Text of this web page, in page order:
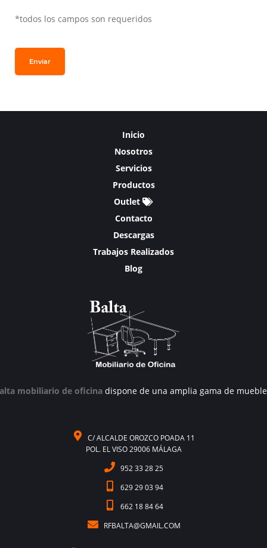
*todos los campos son requeridos
Enviar
Inicio
Nosotros
Servicios
Productos
Outlet
Contacto
Descargas
Trabajos Realizados
Blog
mobiliario de oficinadispone de una amplia gama de
C/ ALCALDE OROZCO POADA 11
POL. EL VISO 29006 MÁLAGA
952 33 28 25
629 29 03 94
662 18 84 64
RFBALTA@GMAIL.COM